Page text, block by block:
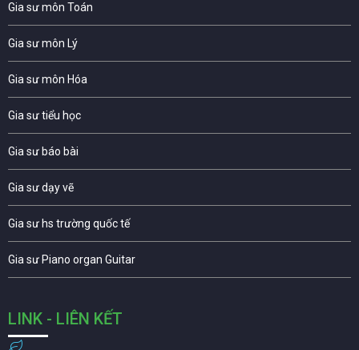
Gia sư môn Toán
Gia sư môn Lý
Gia sư môn Hóa
Gia sư tiểu học
Gia sư báo bài
Gia sư dạy vẽ
Gia sư hs trường quốc tế
Gia sư Piano organ Guitar
LINK - LIÊN KẾT